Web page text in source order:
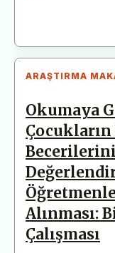
ARAŞTIRMA
Okumaya
Alınması:
Çalışması